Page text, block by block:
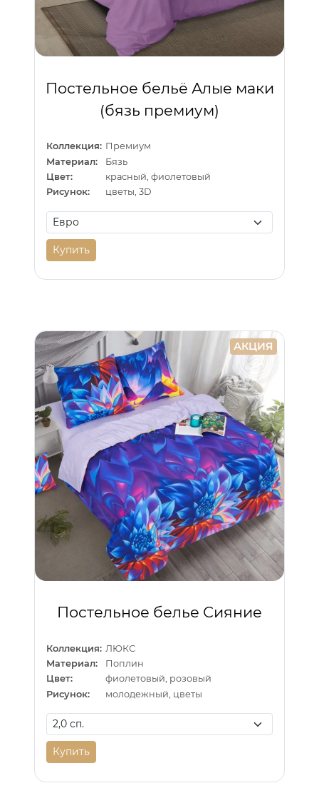
Постельное бельё Алые маки
(бязь премиум)
Коллекция: Премиум
Материал:
Бязь
Цвет:
красный, фиолетовый
Рисунок:
цветы, 3D
Купить
АКЦИЯ
Постельное белье Сияние
Коллекция: ЛЮКС
Материал:
Поплин
Цвет:
фиолетовый, розовый
Рисунок:
молодежный, цветы
Купить